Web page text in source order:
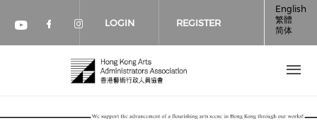
Check our social media on youtube
Check our social media on
Check our social media on
LOGIN REGISTER
English
繁體
简体